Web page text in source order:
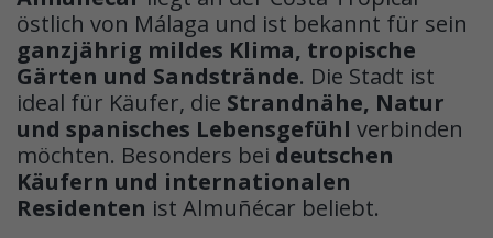
östlich von Málaga und ist bekannt für sein
ganzjährig mildes Klima, tropische
Gärten und Sandstrände. Die Stadt ist
ideal für Käufer, die Strandnähe, Natur
und spanisches Lebensgefühl verbinden
möchten. Besonders bei deutschen
Käufern und internationalen
Residenten ist Almuñécar beliebt.